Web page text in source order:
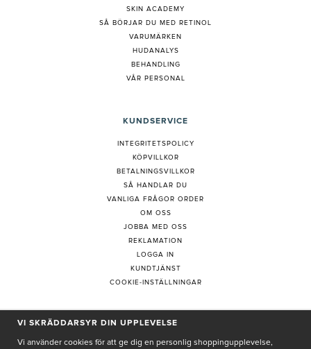
SKIN ACADEMY
SÅ BÖRJAR DU MED RETINOL
VARUMÄRKEN
HUDANALYS
BEHANDLING
VÅR PERSONAL
KUNDSERVICE
INTEGRITETSPOLICY
KÖPVILLKOR
BETALNINGSVILLKOR
SÅ HANDLAR DU
VANLIGA FRÅGOR ORDER
OM OSS
JOBBA MED OSS
REKLAMATION
LOGGA IN
KUNDTJÄNST
COOKIE-INSTÄLLNINGAR
PRENUMERERA PÅ NYHETSBREV
VI SKRÄDDARSYR DIN UPPLEVELSE
Vi använder cookies för att ge dig en personlig shoppingupplevelse,